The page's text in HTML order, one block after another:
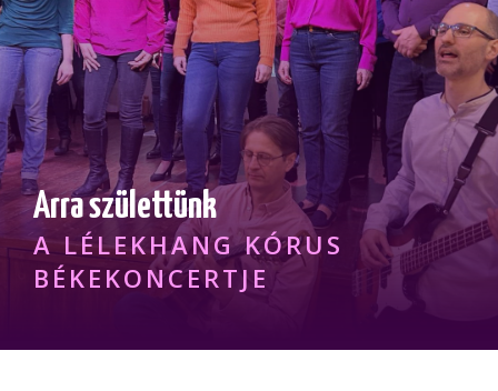
Arra születtünk
A LÉLEKHANG KÓRUS
BÉKEKONCERTJE